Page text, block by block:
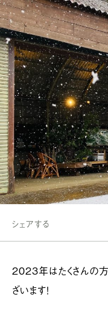
シェアする
2023年はたくさんの
ざいます！